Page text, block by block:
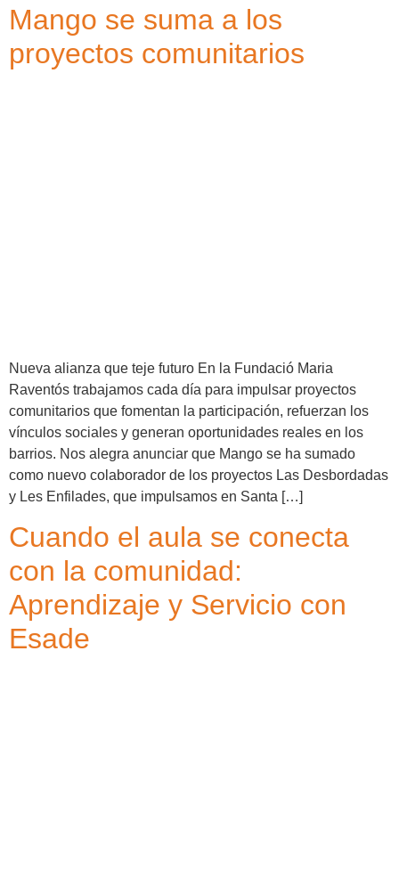
Mango se suma a los
proyectos comunitarios
Nueva alianza que teje futuro En la Fundació Maria
Raventós trabajamos cada día para impulsar proyectos
comunitarios que fomentan la participación, refuerzan los
vínculos sociales y generan oportunidades reales en los
barrios. Nos alegra anunciar que Mango se ha sumado
como nuevo colaborador de los proyectos Las Desbordadas
y Les Enfilades, que impulsamos en Santa […]
Cuando el aula se conecta
con la comunidad:
Aprendizaje y Servicio con
Esade